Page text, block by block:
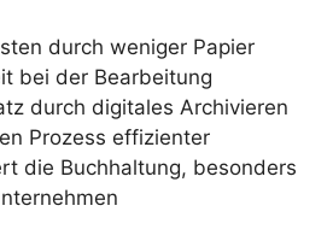
durch weniger Papier
bei der Bearbeitung
durch digitales Archivieren
Prozess effizienter
die Buchhaltung, besonders